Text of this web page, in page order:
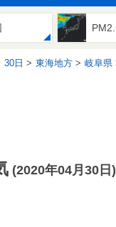
30日 東海地方 岐阜県
(2020年04月30日)